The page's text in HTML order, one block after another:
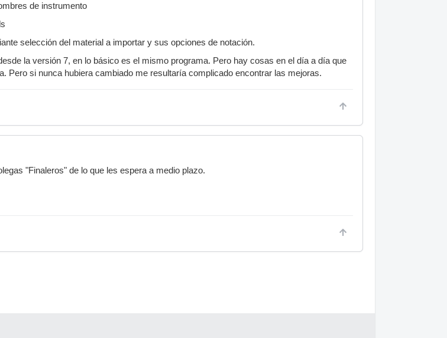
de instrumento
selección del material a importar y sus opciones de notación.
la versión 7, en lo básico es el mismo programa. Pero hay cosas en el día a día que
Pero si nunca hubiera cambiado me resultaría complicado encontrar las mejoras.
"Finaleros" de lo que les espera a medio plazo.